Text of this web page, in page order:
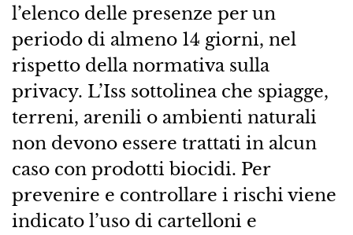
l’elenco delle presenze per un
periodo di almeno 14 giorni, nel
rispetto della normativa sulla
privacy. L’Iss sottolinea che spiagge,
terreni, arenili o ambienti naturali
non devono essere trattati in alcun
caso con prodotti biocidi. Per
prevenire e controllare i rischi viene
indicato l’uso di cartelloni e